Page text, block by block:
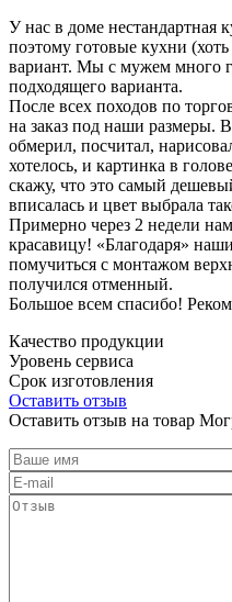
У нас в доме нестандартная
поэтому готовые кухни
вариант. Мы с мужем много
подходящего варианта.
После всех походов по
на заказ под наши размеры.
обмерил, посчитал,
хотелось, и картинка в
скажу, что это самый
вписалась и цвет выбрала
Примерно через 2 недели
красавицу! «Благодаря»
помучиться с монтажом
получился отменный.
Большое всем спасибо!
Качество продукции
Уровень сервиса
Срок изготовления
Оставить отзыв
Оставить отзыв на товар